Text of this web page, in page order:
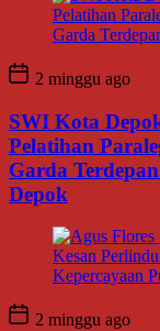
2 minggu ago
SWI Kota
Pelatihan
Garda
Depok
2 minggu ago